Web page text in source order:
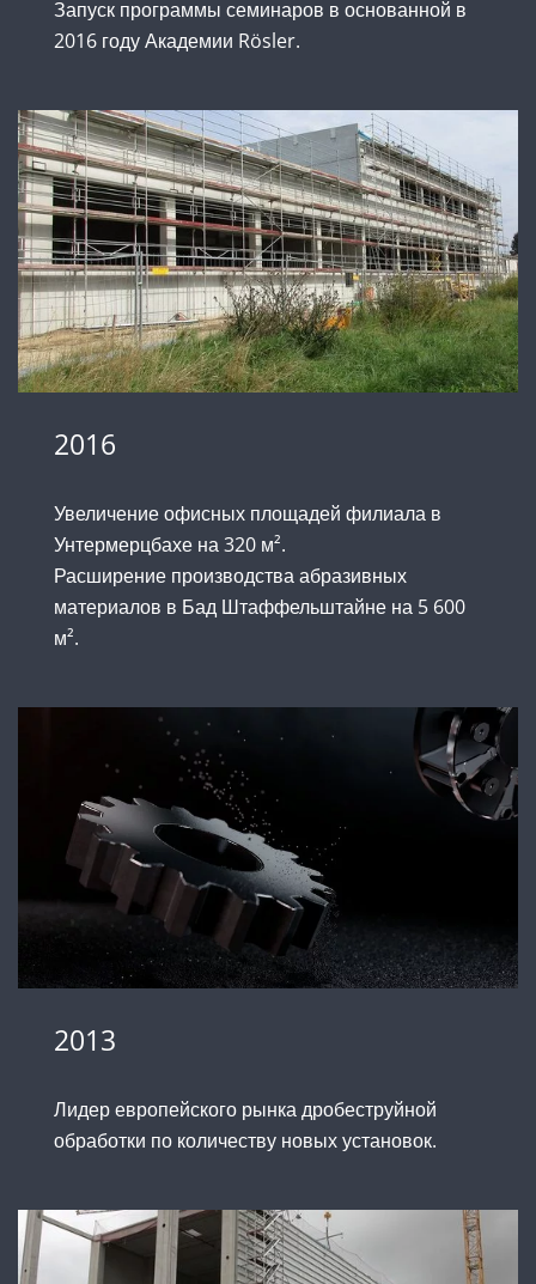
Запуск программы семинаров в основанной в
2016 году Академии Rösler.
2016
Увеличение офисных площадей филиала в
Унтермерцбахе на 320 м².
Расширение производства абразивных
материалов в Бад Штаффельштайне на 5 600
м².
2013
Лидер европейского рынка дробеструйной
обработки по количеству новых установок.